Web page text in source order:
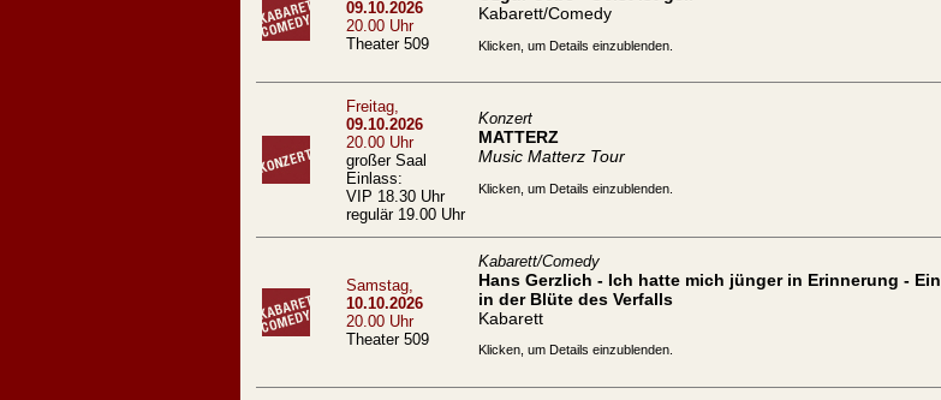
09.10.2026
20.00 Uhr
Theater 509
Kabarett/Comedy
Klicken, um Details einzublenden.
Freitag,
09.10.2026
20.00 Uhr
großer Saal
Einlass:
VIP 18.30 Uhr
regulär 19.00 Uhr
Konzert
MATTERZ
Music Matterz Tour
Klicken, um Details einzublenden.
Samstag,
10.10.2026
20.00 Uhr
Theater 509
Kabarett/Comedy
Hans Gerzlich - Ich hatte mich jünger in Erinnerung -
in der Blüte des Verfalls
Kabarett
Klicken, um Details einzublenden.